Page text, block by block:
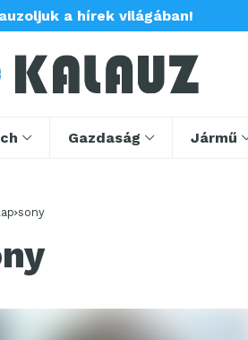
a hírek világában!
Gazdaság Jármű
sony